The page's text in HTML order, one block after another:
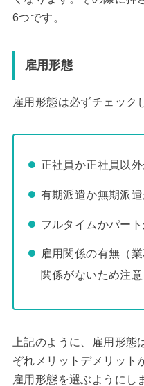
6つです。
雇用形態
雇用形態は必ずチェック
正社員か正社員以
有期派遣か無期派
フルタイムかパー
雇用関係の有無（
関係がないため注意
上記のように、雇用形
ぞれメリットデメリット
雇用形態を選ぶようにし